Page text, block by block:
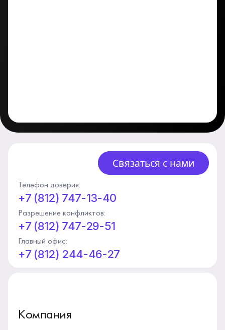
Связаться с нами
Телефон доверия:
+7 (812) 747-13-40
Разрешение конфликтов:
+7 (812) 747-29-51
Главный офис:
+7 (812) 244-46-27
Компания